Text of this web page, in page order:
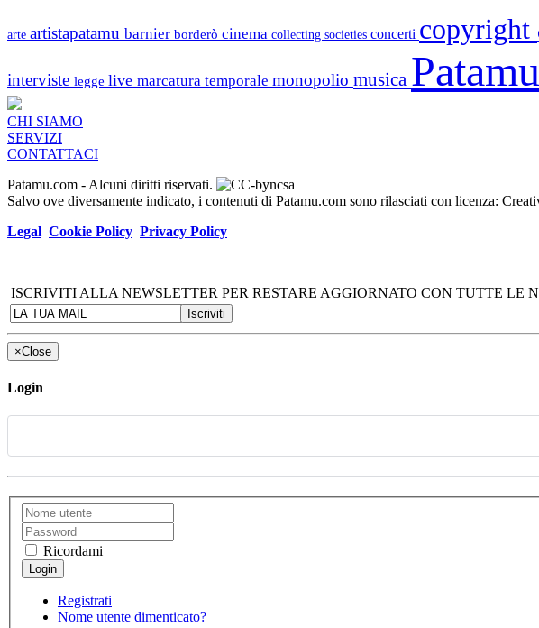
arte artistapatamu barnier borderò cinema collecting societies concerti copyright
interviste legge live marcatura temporale monopolio musica Patamu
CHI SIAMO
SERVIZI
CONTATTACI
Patamu.com - Alcuni diritti riservati.
Salvo ove diversamente indicato, i contenuti di Patamu.com sono rilasciati con licenza:
Legal Cookie Policy Privacy Policy
ISCRIVITI ALLA NEWSLETTER PER RESTARE AGGIORNATO CON TUTTE LE
×Close
Login
Ricordami
Registrati
Nome utente dimenticato?